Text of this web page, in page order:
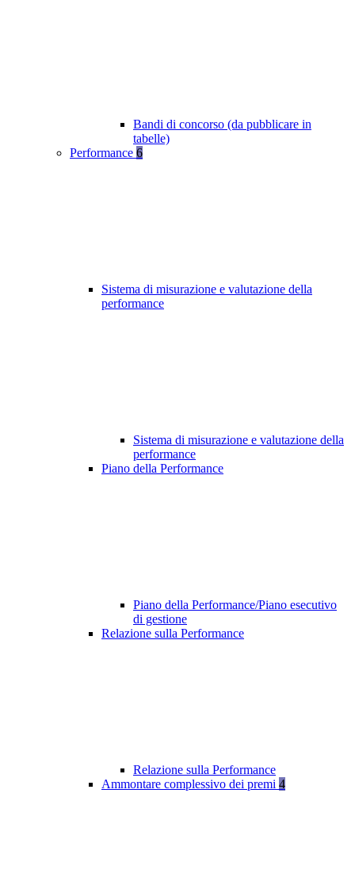
Bandi di concorso (da pubblicare in
tabelle)
Performance 6
Sistema di misurazione e valutazione della
performance
Sistema di misurazione e valutazione della
performance
Piano della Performance
Piano della Performance/Piano esecutivo
di gestione
Relazione sulla Performance
Relazione sulla Performance
Ammontare complessivo dei premi 4